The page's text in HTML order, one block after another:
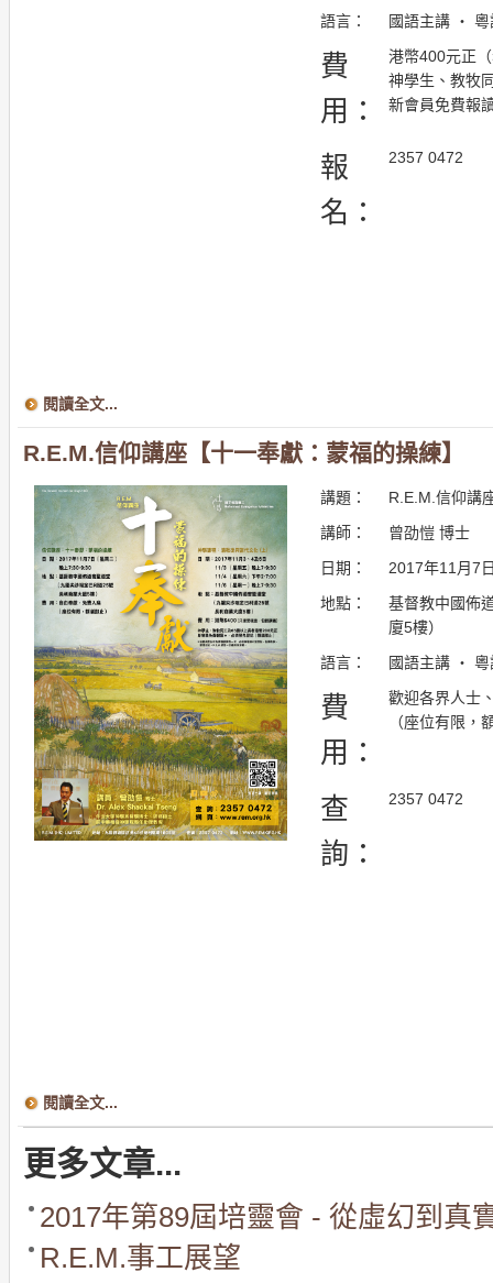
語言：
國語主講 ・
費
用：
港幣400元正
神學生、教牧
新會員免費報
報
名：
2357 0472
閱讀全文...
R.E.M.信仰講座【十一奉獻：蒙福的操練】
講題：
R.E.M.信仰講
講師：
曾劭愷 博士
日期：
2017年11月7
地點：
基督教中國佈
廈5樓）
語言：
國語主講 ・
費
用：
歡迎各界人士
（座位有限，
查
詢：
2357 0472
閱讀全文...
更多文章...
2017年第89屆培靈會 - 從虛幻到真
R.E.M.事工展望